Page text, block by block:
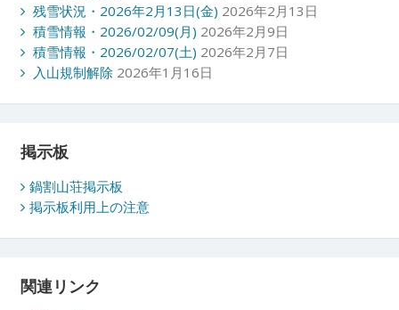
残雪状況・2026年2月13日(金) 2026年2月13日
積雪情報・2026/02/09(月) 2026年2月9日
積雪情報・2026/02/07(土) 2026年2月7日
入山規制解除 2026年1月16日
掲示板
鍋割山荘掲示板
掲示板利用上の注意
関連リンク